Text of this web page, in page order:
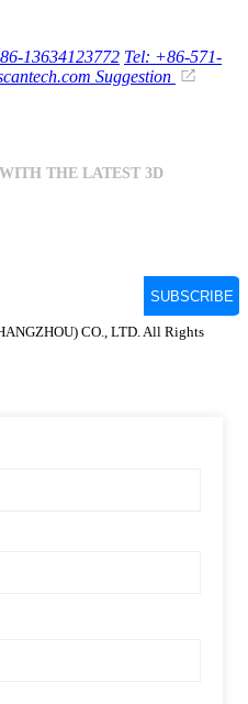
13634123772 Tel: +86-571-
Suggestion
CO., LTD. All Rights